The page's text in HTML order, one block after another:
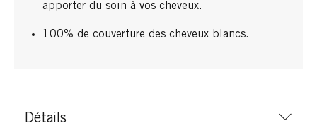
apporter du soin à vos cheveux.
100% de couverture des cheveux blancs.
Détails